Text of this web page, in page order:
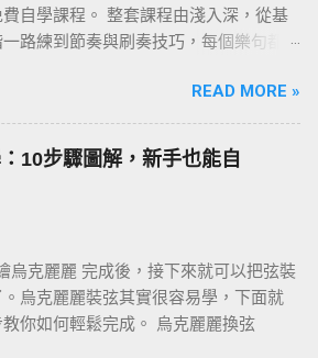
費自學課程。 整套課程由淺入深，從基
路練到節奏與刷奏技巧，每個樂句都
迎在文章下方留言討論。 建議從第一課
調基本音階」開始，依序往下練；若你
為什麼要練樂句，請先看 〈為什麼要
麗麗101樂句？〉 這篇。
READ MORE »
10步驟圖解，新手也能自
烏克麗麗 完成後，接下來就可以把弦裝
。烏克麗麗裝弦其實很容易學，下面就
你如何輕鬆完成。 烏克麗麗換弦